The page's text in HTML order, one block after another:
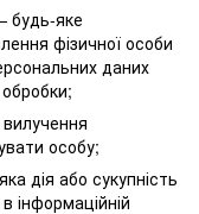
будь-яке
фізичної особи
даних
особу;
дія або сукупність
інформаційній